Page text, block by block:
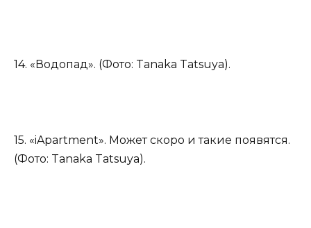
14. «Водопад». (Фото: Tanaka Tatsuya).
15. «iApartment». Может скоро и такие появятся.
(Фото: Tanaka Tatsuya).